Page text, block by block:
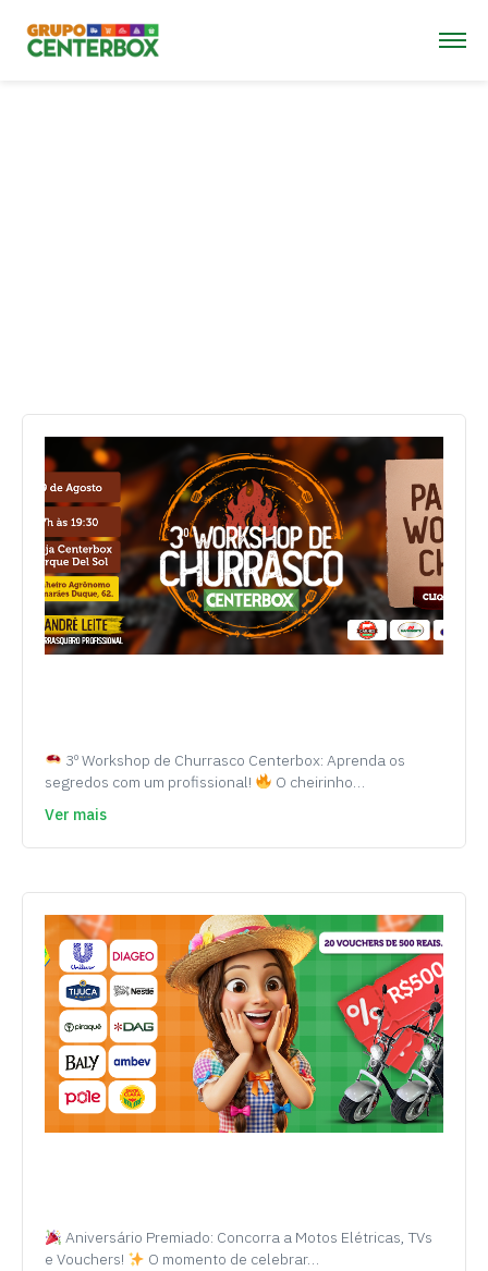
3º Workshop de Churrasco Centerbox: Aprenda os
segredos com um profissional!
O cheirinho…
Ver mais
Aniversário Premiado: Concorra a Motos Elétricas, TVs
e Vouchers!
O momento de celebrar…